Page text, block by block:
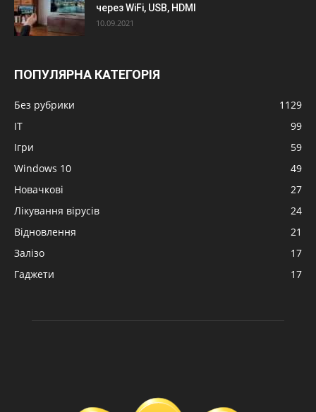
через WiFi, USB, HDMI
10.09.2021
ПОПУЛЯРНА КАТЕГОРІЯ
Без рубрики
1129
IT
99
Ігри
59
Windows 10
49
Новачкові
27
Лікування вірусів
24
Відновлення
21
Залізо
17
Гаджети
17